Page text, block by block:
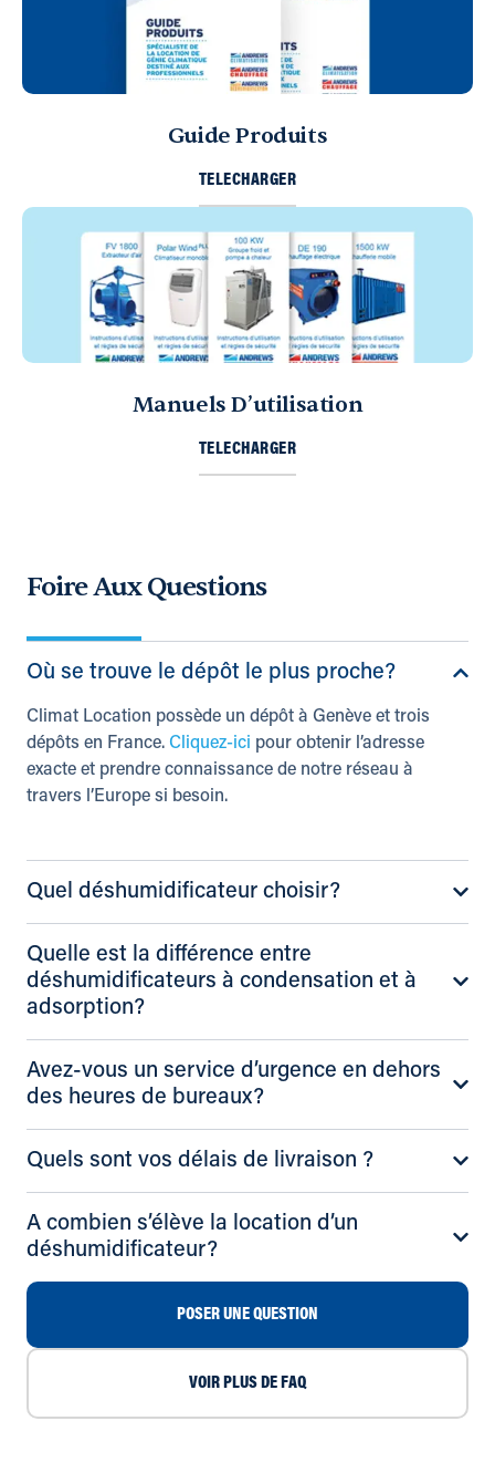
Guide Produits
TELECHARGER
Manuels D’utilisation
TELECHARGER
Foire Aux Questions
Où se trouve le dépôt le plus proche?
Climat Location possède un dépôt à Genève et trois
dépôts en France. Cliquez-ici pour obtenir l’adresse
exacte et prendre connaissance de notre réseau à
travers l’Europe si besoin.
Quel déshumidificateur choisir?
Quelle est la différence entre
déshumidificateurs à condensation et à
adsorption?
Avez-vous un service d’urgence en dehors
des heures de bureaux?
Quels sont vos délais de livraison ?
A combien s’élève la location d’un
déshumidificateur?
POSER UNE QUESTION
VOIR PLUS DE FAQ